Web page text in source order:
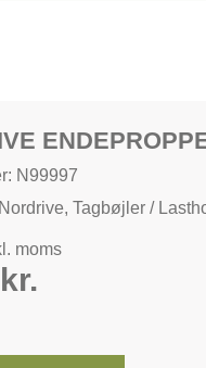
N99997
Nordrive, Tagbøjler /
moms
kr.